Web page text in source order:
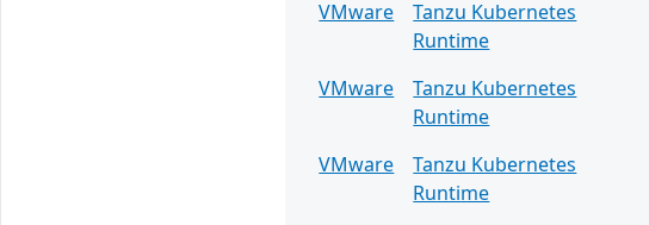
VMware
Tanzu Kubernetes
Runtime
VMware
Tanzu Kubernetes
Runtime
VMware
Tanzu Kubernetes
Runtime